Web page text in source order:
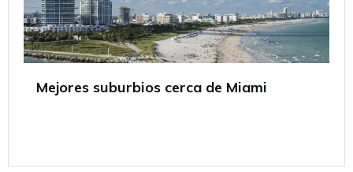
Mejores suburbios cerca de Miami